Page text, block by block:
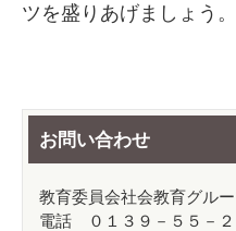
ツを盛りあげましょう。
お問い合わせ
教育委員会社会教育グル
電話 ０１３９－５５－２